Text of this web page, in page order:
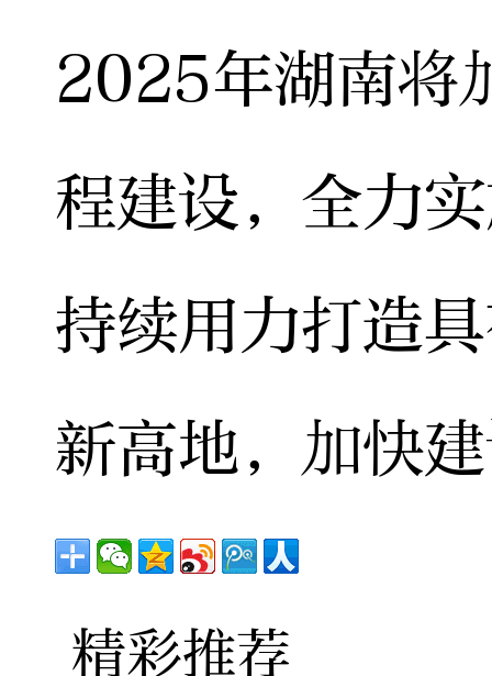
2025年湖南将
程建设，全力
持续用力打造
新高地，加快
精彩推荐